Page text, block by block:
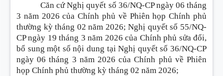
Căn cứ Nghị quyết số 36/NQ-CP ngày 06 tháng
3 năm 2026 của Chính phủ về Phiên họp Chính phủ
thường kỳ tháng 02 năm 2026; Nghị quyết số 55/NQ-
CP ngày 19 tháng 3 năm 2026 của Chính phủ sửa đổi,
bổ sung một số nội dung tại Nghị quyết số 36/NQ-CP
ngày 06 tháng 3 năm 2026 của Chính phủ về Phiên
họp Chính phủ thường kỳ tháng 02 năm 2026;